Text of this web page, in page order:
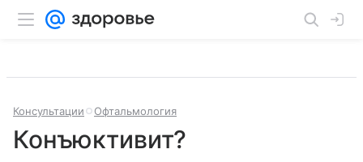
Консультации Офтальмология
Конъюктивит?